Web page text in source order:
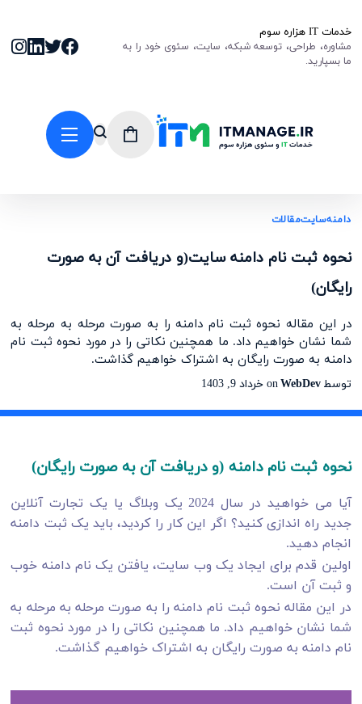
خدمات IT هزاره سوم
مشاوره، طراحی، توسعه شبکه، سایت، سئوی خود را به
ما بسپارید.
دامنهسایتمقالات
نحوه ثبت نام دامنه سایت(و دریافت آن به صورت
رایگان)
در این مقاله نحوه ثبت نام دامنه را به صورت مرحله به مرحله به
شما نشان خواهیم داد. ما همچنین نکاتی را در مورد نحوه ثبت نام
دامنه به صورت رایگان به اشتراک خواهیم گذاشت.
توسطWebDev
onخرداد 9, 1403
نحوه ثبت نام دامنه (و دریافت آن به صورت رایگان)
آیا می خواهید در سال 2024 یک وبلاگ یا یک تجارت آنلاین
جدید راه اندازی کنید؟ اگر این کار را کردید، باید یک ثبت دامنه
انجام دهید.
اولین قدم برای ایجاد یک وب سایت، یافتن یک نام دامنه خوب
و ثبت آن است.
در این مقاله نحوه ثبت نام دامنه را به صورت مرحله به مرحله به
شما نشان خواهیم داد. ما همچنین نکاتی را در مورد نحوه ثبت
نام دامنه به صورت رایگان به اشتراک خواهیم گذاشت.